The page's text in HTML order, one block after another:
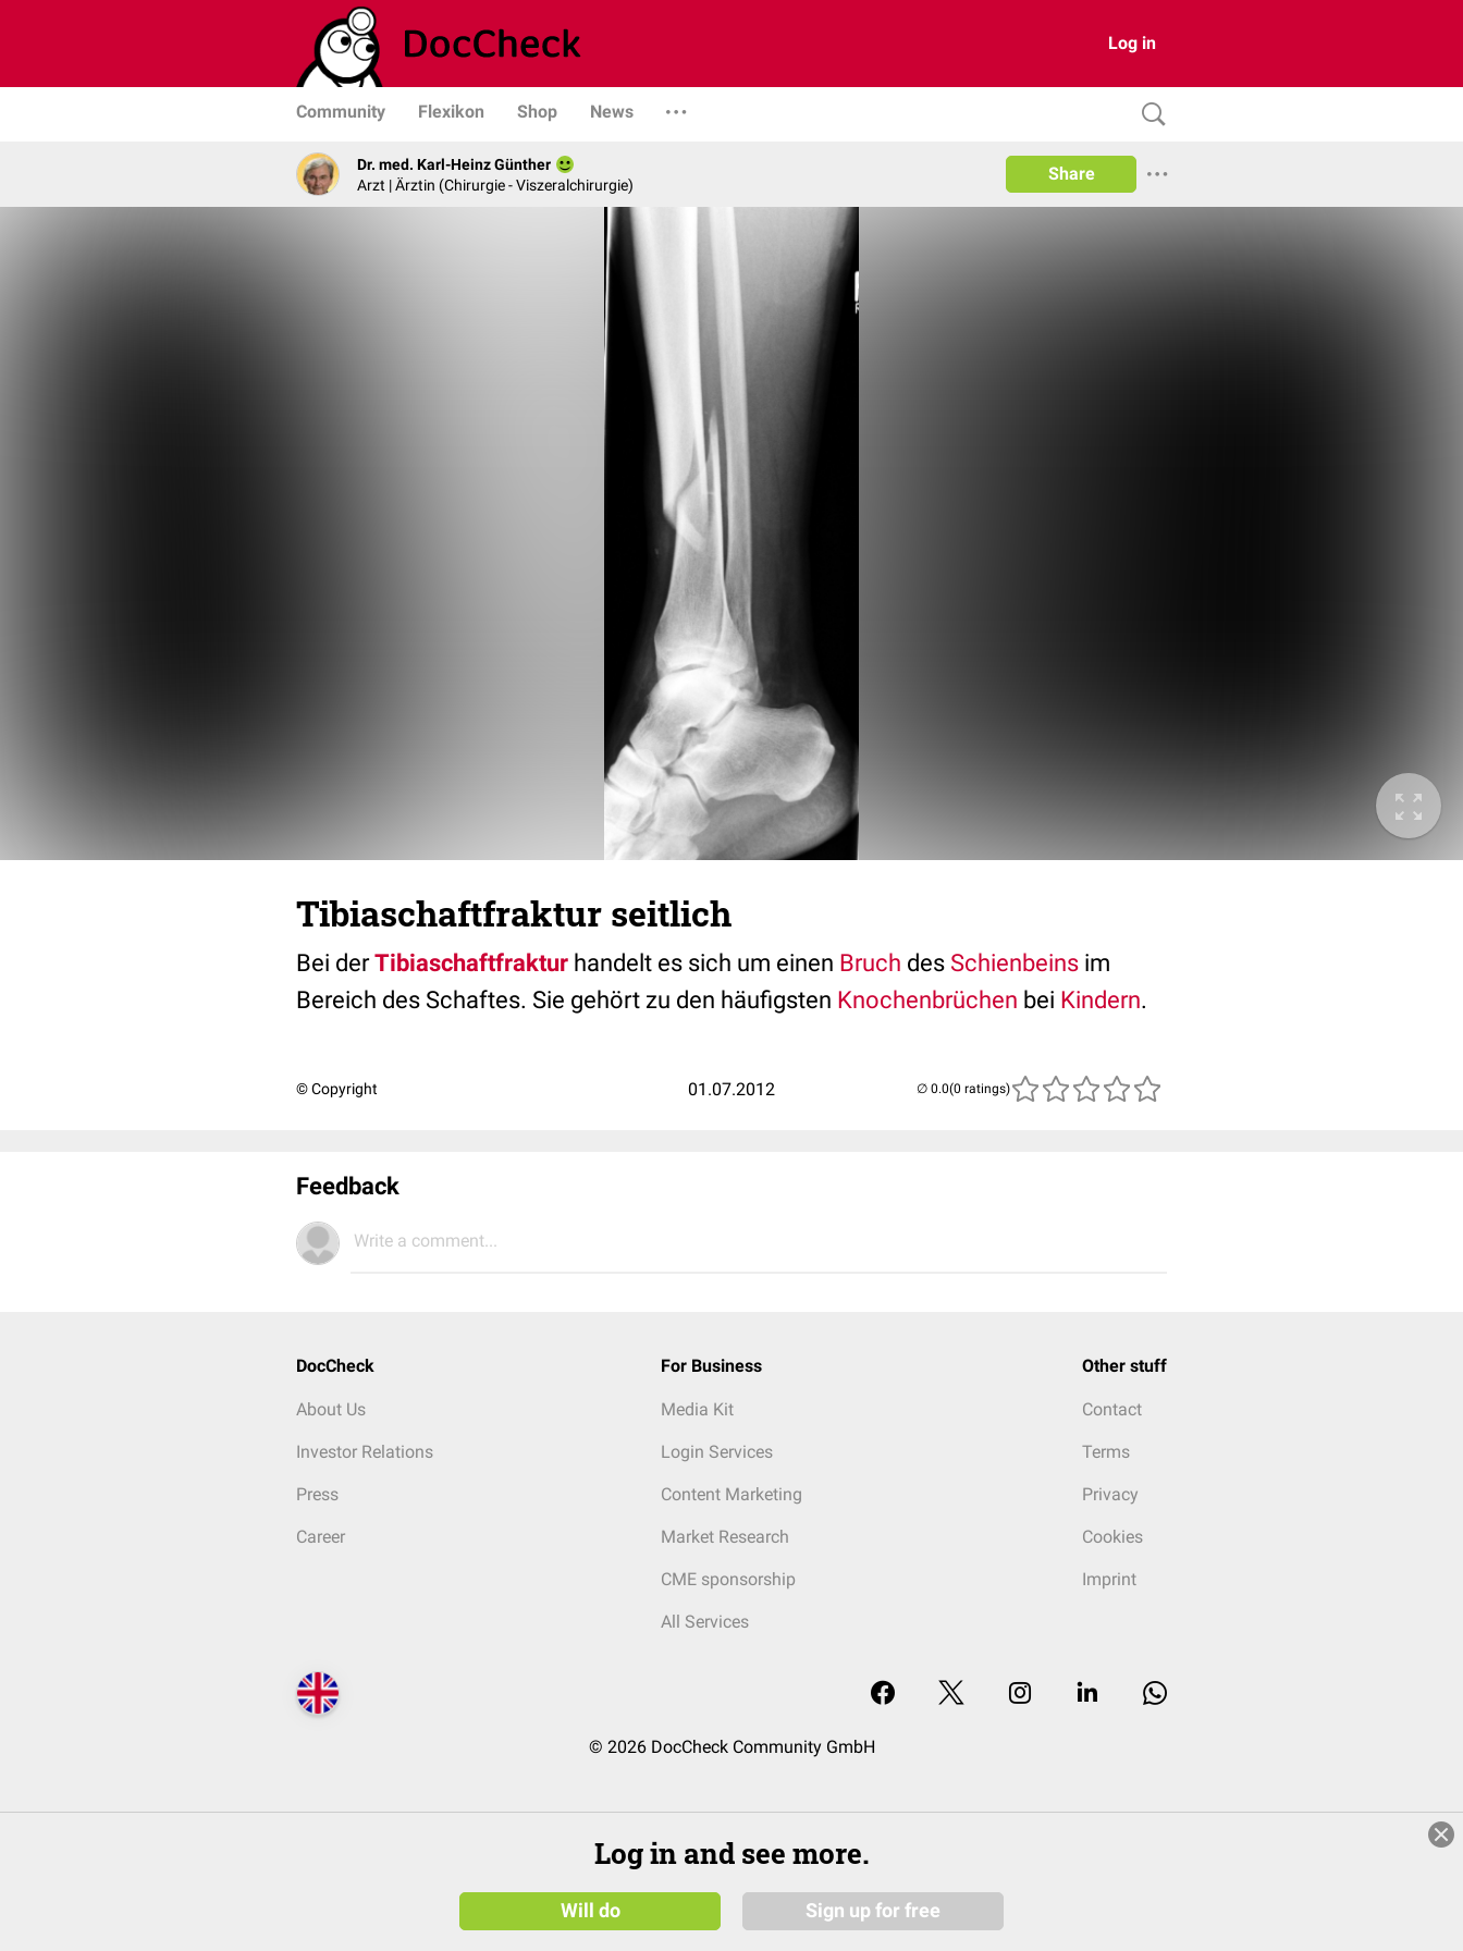
Log in
Community Flexikon Shop News
Dr. med. Karl-Heinz Günther
Arzt | Ärztin (Chirurgie - Viszeralchirurgie)
Share
Tibiaschaftfraktur seitlich
Bei derTibiaschaftfraktur handelt es sich um einen Bruch des Schienbeins im
Bereich des Schaftes. Sie gehört zu den häufigsten Knochenbrüchen bei Kindern.
© Copyright 01.07.2012 (0 ratings)
Feedback
Write a comment...
DocCheck
About Us
Investor Relations
Press
Career
For Business
Media Kit
Login Services
Content Marketing
Market Research
CME sponsorship
All Services
Other stuff
Contact
Terms
Privacy
Cookies
Imprint
© 2026 DocCheck Community GmbH
Log in and see more.
Will do Sign up for free